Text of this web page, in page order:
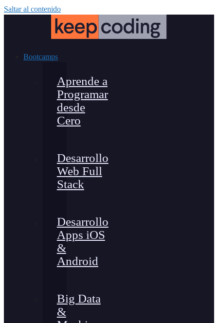
Saltar al contenido
Bootcamps
Aprende a
Programar
desde
Cero
Desarrollo
Web Full
Stack
Desarrollo
Apps iOS
&
Android
Big Data
&